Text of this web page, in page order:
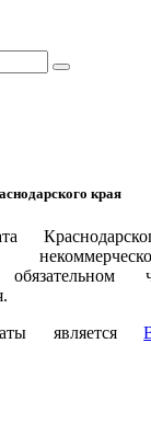
края
является